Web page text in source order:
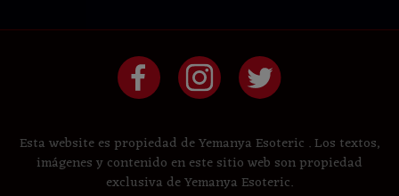
Esta website es propiedad de Yemanya Esoteric . Los textos,
imágenes y contenido en este sitio web son propiedad
exclusiva de Yemanya Esoteric.